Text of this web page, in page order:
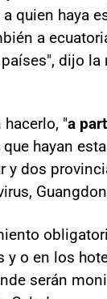
quien haya
a
dijo la
"a
que hayan
y dos
y o en los
serán